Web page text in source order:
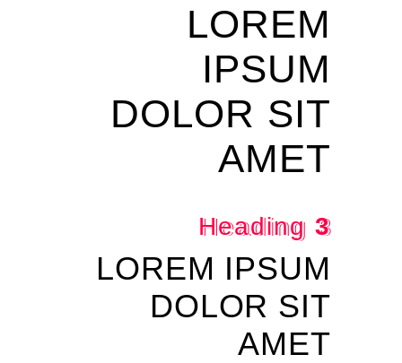
LOREM
IPSUM
DOLOR SIT
AMET
Heading 3
LOREM IPSUM
DOLOR SIT
AMET